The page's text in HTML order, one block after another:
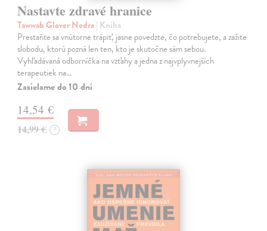
Nastavte zdravé hranice
Tawwab Glover Nedra| Kniha
Prestaňte sa vnútorne trápiť, jasne povedzte, čo potrebujete, a zažite
slobodu, ktorú pozná len ten, kto je skutočne sám sebou.
Vyhľadávaná odborníčka na vzťahy a jedna z najvplyvnejších
terapeutiek na…
Zasielame do 10 dní
14,54 €
14,99 € ?